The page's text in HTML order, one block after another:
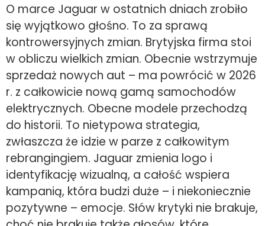
O marce Jaguar w ostatnich dniach zrobiło
się wyjątkowo głośno. To za sprawą
kontrowersyjnych zmian. Brytyjska firma stoi
w obliczu wielkich zmian. Obecnie wstrzymuje
sprzedaż nowych aut – ma powrócić w 2026
r. z całkowicie nową gamą samochodów
elektrycznych. Obecne modele przechodzą
do historii. To nietypowa strategia,
zwłaszcza że idzie w parze z całkowitym
rebrangingiem. Jaguar zmienia logo i
identyfikację wizualną, a całość wspiera
kampanią, która budzi duże – i niekoniecznie
pozytywne – emocje. Słów krytyki nie brakuje,